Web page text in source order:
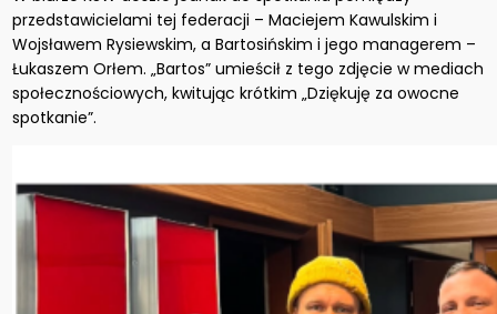
przedstawicielami tej federacji – Maciejem Kawulskim i
Wojsławem Rysiewskim, a Bartosińskim i jego managerem –
Łukaszem Orłem. „Bartos” umieścił z tego zdjęcie w mediach
społecznościowych, kwitując krótkim „Dziękuję za owocne
spotkanie”.